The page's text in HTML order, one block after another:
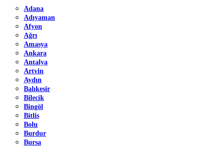
Adana
Adıyaman
Afyon
Ağrı
Amasya
Ankara
Antalya
Artvin
Aydın
Balıkesir
Bilecik
Bingöl
Bitlis
Bolu
Burdur
Bursa